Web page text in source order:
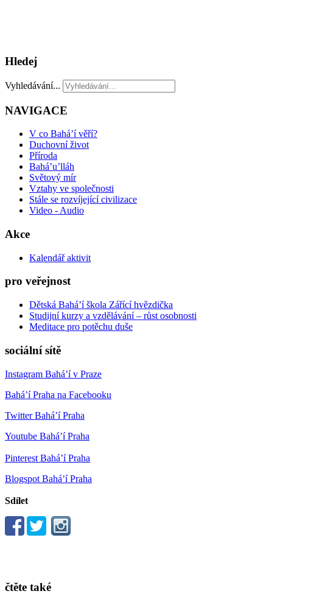
Hledej
Vyhledávání...
NAVIGACE
V co Bahá’í věří?
Duchovní život
Příroda
Bahá’u’lláh
Světový mír
Vztahy ve společnosti
Stále se rozvíjející civilizace
Video - Audio
Akce
Kalendář aktivit
pro veřejnost
Dětská Bahá’í škola Zářící hvězdička
Studijní kurzy a vzdělávání – růst osobnosti
Meditace pro potěchu duše
sociální sítě
Instagram Bahá’í v Praze
Bahá’í Praha na Facebooku
Twitter Bahá’í Praha
Youtube Bahá’í Praha
Pinterest Bahá’í Praha
Blogspot Bahá’í Praha
Sdílet
čtěte také